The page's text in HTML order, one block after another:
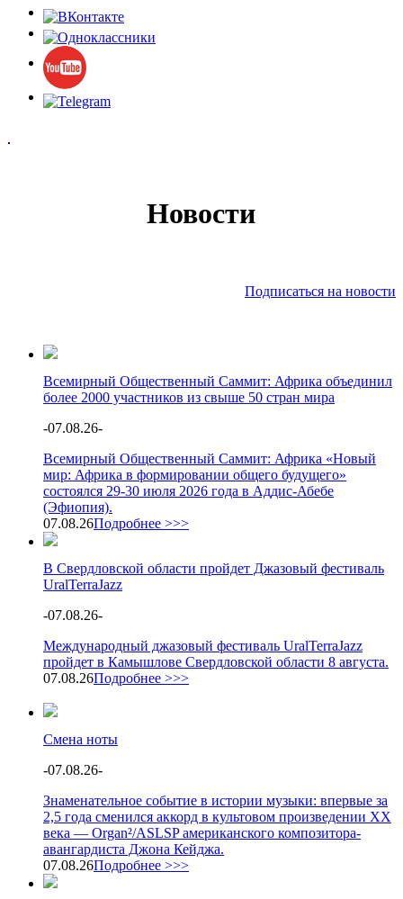
Новости
Подписаться на новости
Всемирный Общественный Саммит: Африка объединил
более 2000 участников из свыше 50 стран мира
-07.08.26-
Всемирный Общественный Саммит: Африка «Новый
мир: Африка в формировании общего будущего»
состоялся 29-30 июля 2026 года в Аддис-Абебе
(Эфиопия).
07.08.26Подробнее >>>
В Свердловской области пройдет Джазовый фестиваль
UralTerraJazz
-07.08.26-
Международный джазовый фестиваль UralTerraJazz
пройдет в Камышлове Свердловской области 8 августа.
07.08.26Подробнее >>>
Смена ноты
-07.08.26-
Знаменательное событие в истории музыки: впервые за
2,5 года сменился аккорд в культовом произведении XX
века — Organ²/ASLSP американского композитора-
авангардиста Джона Кейджа.
07.08.26Подробнее >>>